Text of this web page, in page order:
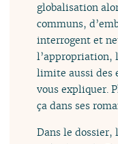
globalisation
communs,
interrogent et
l’appropriation,
limite aussi des
vous expliquer.
ça dans ses
Dans le dossier,